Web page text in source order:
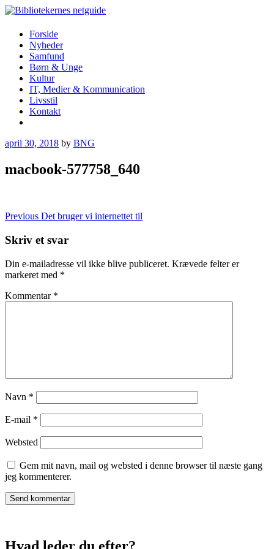
Skip
content
Bibliotekernes netguide
Forside
Nyheder
Samfund
Børn & Unge
Kultur
IT, Medier & Kommunication
Livsstil
Kontakt
april 30, 2018 by BNG
macbook-577758_640
Indlægsnavigation
Previous Det bruger vi internettet til
Skriv et svar
Din e-mailadresse vil ikke blive publiceret. Krævede felter er
markeret med *
Kommentar *
Navn *
E-mail *
Websted
Gem mit navn, mail og websted i denne browser til næste gang
jeg kommenterer.
Hvad leder du efter?